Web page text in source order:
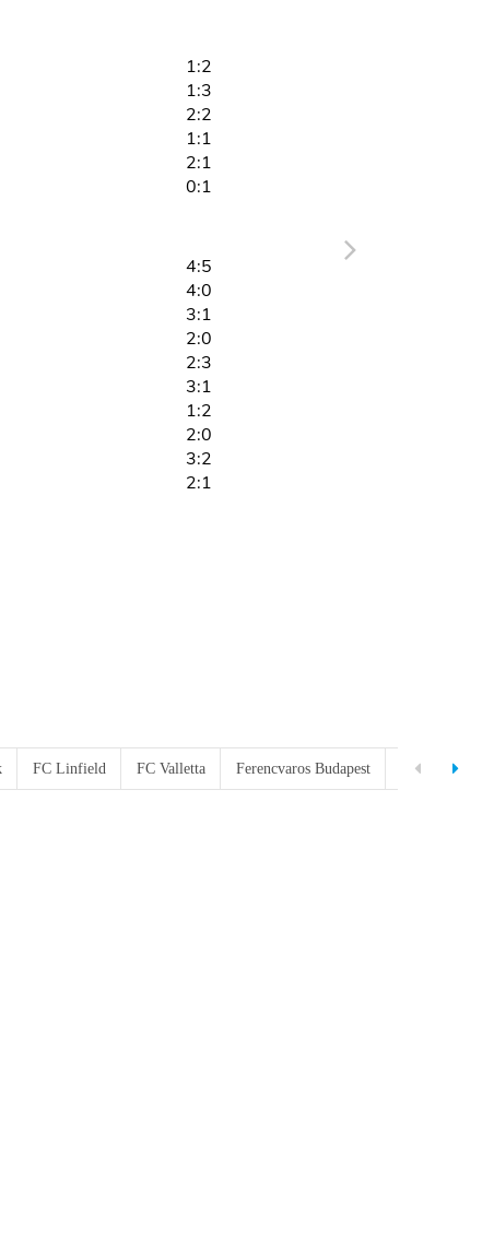
1:2
1:3
2:2
1:1
2:1
0:1
4:5
4:0
3:1
2:0
2:3
3:1
1:2
2:0
3:2
2:1
FC Linfield FC Valletta Ferencvaros Budapest FK Sarajevo